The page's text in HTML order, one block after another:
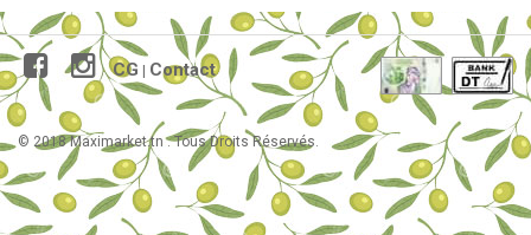
CG Contact
© 2018 Maximarket.tn . Tous Droits Réservés.